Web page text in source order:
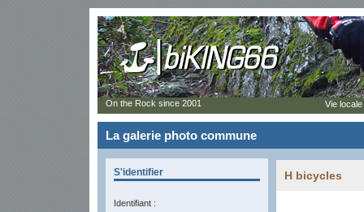
La galerie photo commune
S'identifier
Identifiant :
H bicycles
On the Rock since 2001 Vie